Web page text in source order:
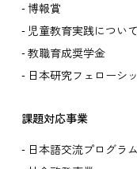
博報賞
児童教育実践につい
教職育成奨学金
日本研究フェローシ
課題対応事業
日本語交流プログラム